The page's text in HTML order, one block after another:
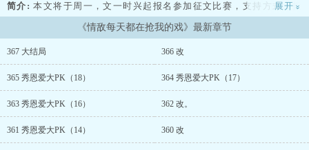
简介: 本文将于周一，文一时兴起报名参加征文比赛，支持方式：投
霸王票或是灌溉营养液。1个霸王票等于1票，1瓶营养液等于4票。在
文章标题右下方“灌溉营养液”，点击灌溉即可。营养液不要钱，看果
小天使有，随手灌我几瓶，求灌醉。到时三更，希望宝宝们支持正
戏，连生活里也不放过她。从初恋到现任，苏夏年被颜汐之三了夏年
忍无可忍，“你完了能不能从我面前滚开？”颜汐之：“哦。”苏夏
年：“谁让你滚到我床上去了！”苏夏年发誓，总有一天，她会让颜汐
之跪着唱十遍《征服》。# 本文还可以叫的系列名 #《情敌是超级巨
星怎么破？》《听说影后热衷于当小三？》《抢戏算个毛，她要抢
人！》《我征服了全人类的女神！》《人前撕逼人后爱得发疯！》
展开 »
《情敌每天都在抢我的戏》最新章节
367 大结局 366 改
365 秀恩爱大PK（18） 364 秀恩爱大PK（17）
363 秀恩爱大PK（16） 362 改。
361 秀恩爱大PK（14） 360 改